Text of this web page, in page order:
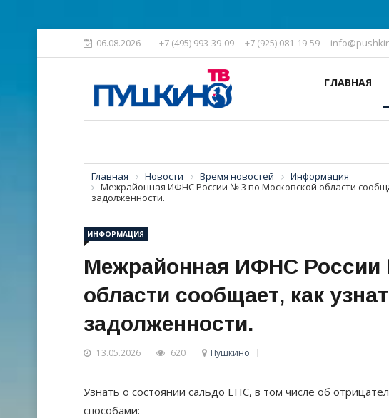
06.08.2026 +7 (495) 993-39-09 +7 (925) 081-19-59
ГЛАВНАЯ
Главная Новости Время новостей
Информация
Межрайонная ИФНС России № 3 по Московской области
задолженности.
ИНФОРМАЦИЯ
Межрайонная ИФНС России
области сообщает, как
задолженности.
13.05.2026 620 Пушкино
Узнать о состоянии сальдо ЕНС, в том числе об
способами: